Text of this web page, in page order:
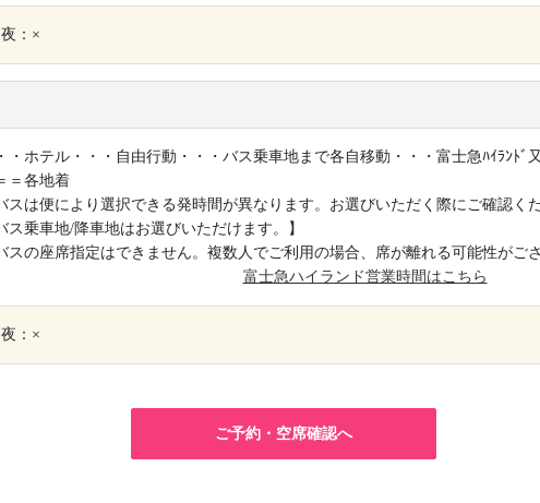
：×
・ホテル・・・自由行動・・・バス乗車地まで各自移動・・・富士急ﾊｲﾗﾝﾄﾞ
＝各地着
スは便により選択できる発時間が異なります。お選びいただく際にご確認く
ス乗車地/降車地はお選びいただけます。】
スの座席指定はできません。複数人でご利用の場合、席が離れる可能性がご
富士急ハイランド営業時間はこちら
：×
ご予約・空席確認へ